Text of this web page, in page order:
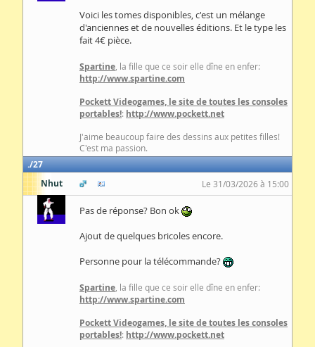
Voici les tomes disponibles, c'est un mélange
d'anciennes et de nouvelles éditions. Et le type les
fait 4€ pièce.
Spartine , la fille que ce soir elle dîne en enfer:
http://www.spartine.com
Pockett Videogames, le site de toutes les consoles
portables!: http://www.pockett.net
J'aime beaucoup faire des dessins aux petites filles!
C'est ma passion.
27
Nhut
Le 31/03/2026 à 15:00
Pas de réponse? Bon ok
Ajout de quelques bricoles encore.
Personne pour la télécommande?
Spartine , la fille que ce soir elle dîne en enfer:
http://www.spartine.com
Pockett Videogames, le site de toutes les consoles
portables!: http://www.pockett.net